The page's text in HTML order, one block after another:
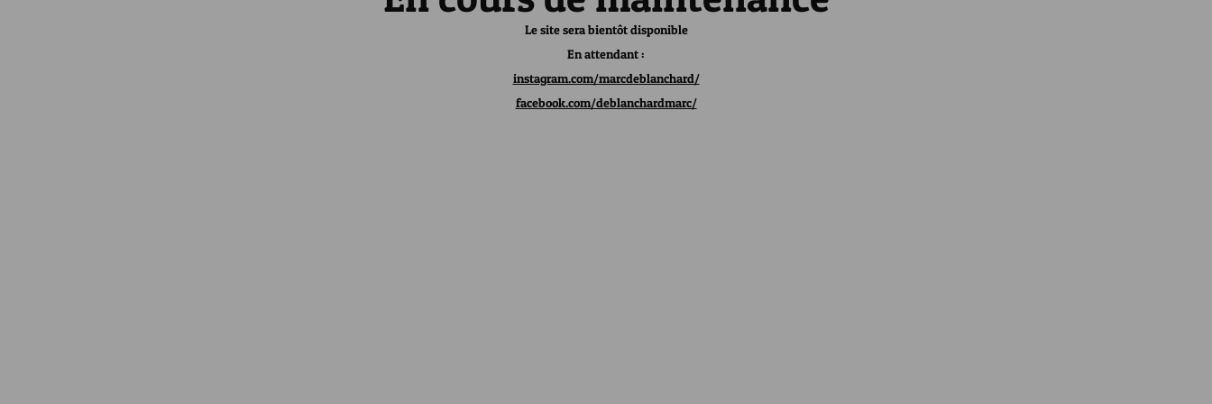
Le site sera bientôt disponible
En attendant :
instagram.com/marcdeblanchard/
facebook.com/deblanchardmarc/